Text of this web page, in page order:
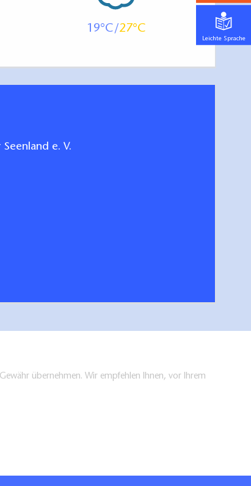
19 27
e. V.
übernehmen. Wir empfehlen Ihnen, vor Ihrem
Leichte Sprache